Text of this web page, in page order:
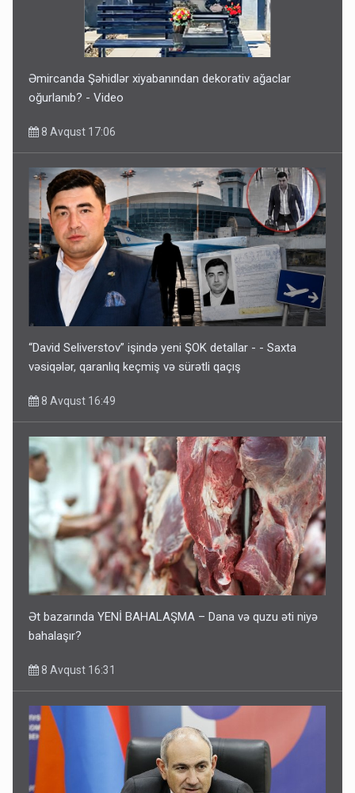
Əmircanda Şəhidlər xiyabanından dekorativ ağaclar
oğurlanıb? - Video
8 Avqust 17:06
“David Seliverstov” işində yeni ŞOK detallar - - Saxta
vəsiqələr, qaranlıq keçmiş və sürətli qaçış
8 Avqust 16:49
Ət bazarında YENİ BAHALAŞMA – Dana və quzu əti niyə
bahalaşır?
8 Avqust 16:31